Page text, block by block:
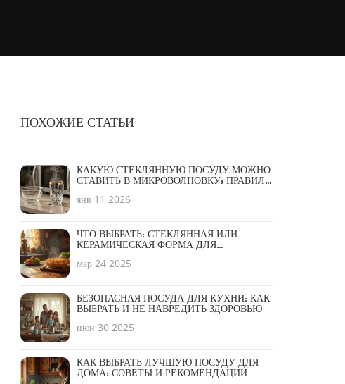
ПОХОЖИЕ СТАТЬИ
КАКУЮ СТЕКЛЯННУЮ ПОСУДУ МОЖНО
СТАВИТЬ В МИКРОВОЛНОВКУ: ПРАВИЛА
ИСПОЛЬЗОВАНИЕ
янв 11 2026
ЧТО ВЫБРАТЬ: СТЕКЛЯННАЯ ИЛИ
КЕРАМИЧЕСКАЯ ФОРМА ДЛЯ
мар 24 2025
БЕЗОПАСНАЯ ПОСУДА ДЛЯ КУХНИ: КАК
ВЫБРАТЬ И НЕ НАВРЕДИТЬ ЗДОРОВЬЮ
июн 30 2025
КАК ВЫБРАТЬ ЛУЧШУЮ ПОСУДУ ДЛЯ
ДОМА: СОВЕТЫ И РЕКОМЕНДАЦИИ